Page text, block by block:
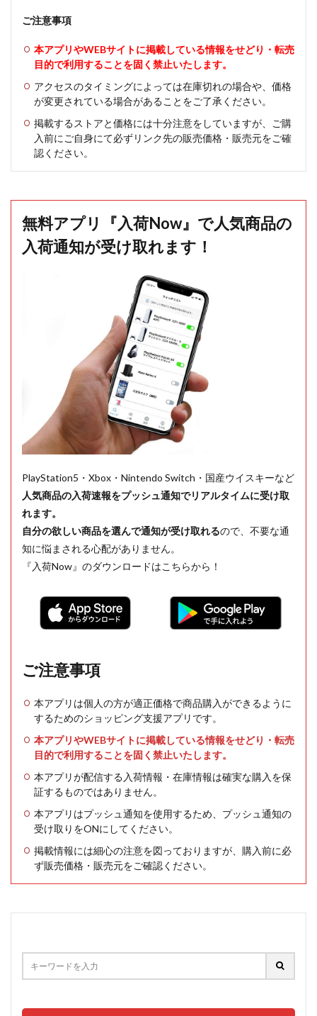
ご注意事項
本アプリやWEBサイトに掲載している情報をせどり・転売
目的で利用することを固く禁止いたします。
アクセスのタイミングによっては在庫切れの場合や、価格
が変更されている場合があることをご了承ください。
掲載するストアと価格には十分注意をしていますが、ご購
入前にご自身にて必ずリンク先の販売価格・販売元をご確
認ください。
無料アプリ『入荷Now』で人気商品の
入荷通知が受け取れます！
PlayStation5・Xbox・Nintendo Switch・国産ウイスキーなど
人気商品の入荷速報をプッシュ通知でリアルタイムに受け取
れます。
自分の欲しい商品を選んで通知が受け取れるので、不要な通
知に悩まされる心配がありません。
『入荷Now』のダウンロードはこちらから！
ご注意事項
本アプリは個人の方が適正価格で商品購入ができるように
するためのショッピング支援アプリです。
本アプリやWEBサイトに掲載している情報をせどり・転売
目的で利用することを固く禁止いたします。
本アプリが配信する入荷情報・在庫情報は確実な購入を保
証するものではありません。
本アプリはプッシュ通知を使用するため、プッシュ通知の
受け取りをONにしてください。
掲載情報には細心の注意を図っておりますが、購入前に必
ず販売価格・販売元をご確認ください。